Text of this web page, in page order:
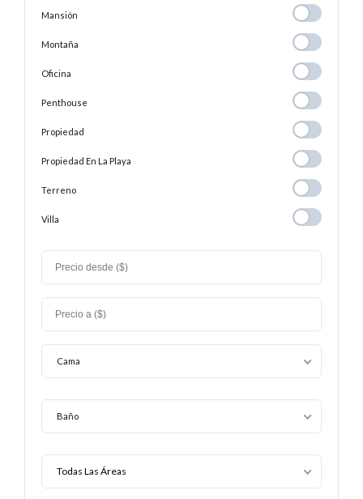
Mansión
Montaña Montaña
Oficina
Penthouse Penthouse
Propiedad Propiedad
Propiedad En La Playa
Propiedad En
La
Playa
Terreno
Villa
Cama
Baño